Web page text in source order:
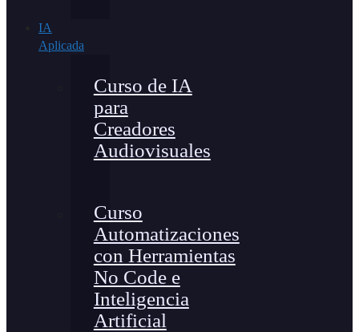
IA
Aplicada
Curso de IA
para
Creadores
Audiovisuales
Curso
Automatizaciones
con Herramientas
No Code e
Inteligencia
Artificial